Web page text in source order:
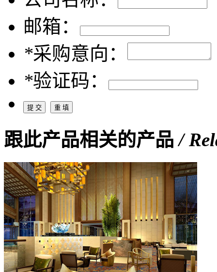
邮箱：
*采购意向：
*验证码：
跟此产品相关的产品/